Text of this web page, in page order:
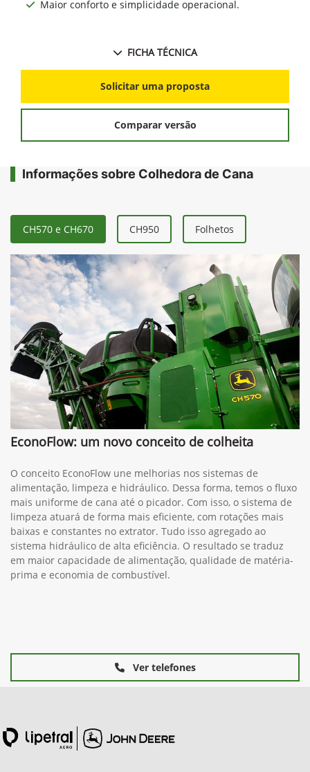
Maior conforto e simplicidade operacional.
FICHA TÉCNICA
Solicitar uma proposta
Comparar versão
Informações sobre Colhedora de Cana
CH570 e CH670 CH950 Folhetos
EconoFlow: um novo conceito de colheita
O conceito EconoFlow une melhorias nos sistemas de
alimentação, limpeza e hidráulico. Dessa forma, temos o fluxo
mais uniforme de cana até o picador. Com isso, o sistema de
limpeza atuará de forma mais eficiente, com rotações mais
baixas e constantes no extrator. Tudo isso agregado ao
sistema hidráulico de alta eficiência. O resultado se traduz
em maior capacidade de alimentação, qualidade de matéria-
prima e economia de combustível.
Ver telefones